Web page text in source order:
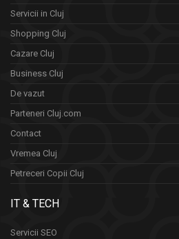
Servicii in Cluj
Shopping Cluj
Cazare Cluj
Business Cluj
De vazut
Parteneri Cluj.com
Contact
Vremea Cluj
Petreceri Copii Cluj
IT & TECH
Servicii SEO